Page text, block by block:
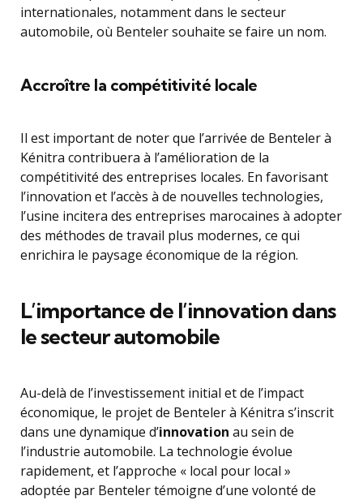
internationales, notamment dans le secteur
automobile, où Benteler souhaite se faire un nom.
Accroître la compétitivité locale
Il est important de noter que l’arrivée de Benteler à
Kénitra contribuera à l’amélioration de la
compétitivité des entreprises locales. En favorisant
l’innovation et l’accès à de nouvelles technologies,
l’usine incitera des entreprises marocaines à adopter
des méthodes de travail plus modernes, ce qui
enrichira le paysage économique de la région.
L’importance de l’innovation dans
le secteur automobile
Au-delà de l’investissement initial et de l’impact
économique, le projet de Benteler à Kénitra s’inscrit
dans une dynamique d’innovation au sein de
l’industrie automobile. La technologie évolue
rapidement, et l’approche « local pour local »
adoptée par Benteler témoigne d’une volonté de